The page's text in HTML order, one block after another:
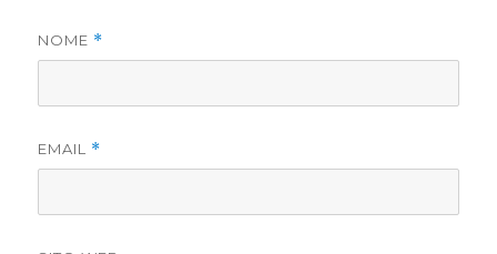
NOME *
EMAIL *